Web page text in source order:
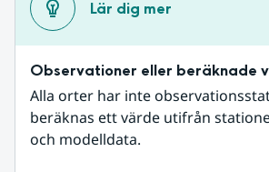
Lär dig mer
Observationer eller beräknade
Alla orter har inte
beräknas ett värde utifrån
och modelldata.